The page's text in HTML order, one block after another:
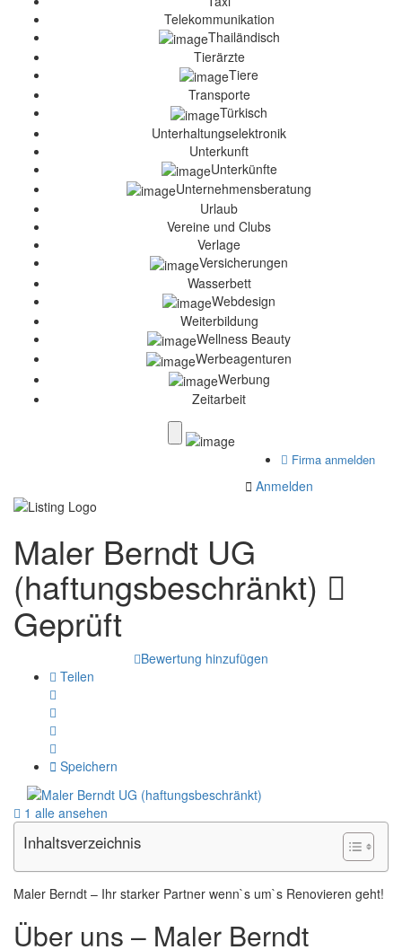
Telekommunikation
Thailändisch
Tierärzte
Tiere
Transporte
Türkisch
Unterhaltungselektronik
Unterkunft
Unterkünfte
Unternehmensberatung
Urlaub
Vereine und Clubs
Verlage
Versicherungen
Wasserbett
Webdesign
Weiterbildung
Wellness Beauty
Werbeagenturen
Werbung
Zeitarbeit
Firma anmelden
Anmelden
Maler Berndt UG
(haftungsbeschränkt)
Geprüft
Bewertung hinzufügen
Teilen
Speichern
1 alle ansehen
Inhaltsverzeichnis
Maler Berndt – Ihr starker Partner wenn`s um`s Renovieren geht!
Über uns – Maler Berndt